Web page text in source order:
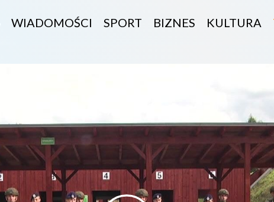
WIADOMOŚCI SPORT BIZNES KULTURA